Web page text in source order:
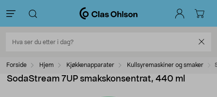
Forside Hjem Kjøkkenapparater Kullsyremaskiner og smaker
SodaStream 7UP smakskonsentrat, 440 ml